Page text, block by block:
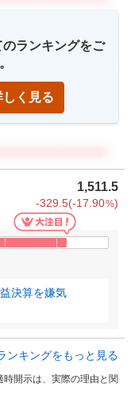
1,511.5
-329.5(-17.90%)
決算を嫌気
ランキングをご
く見る
ンキングをもっと見る
開示は、実際の理由と関